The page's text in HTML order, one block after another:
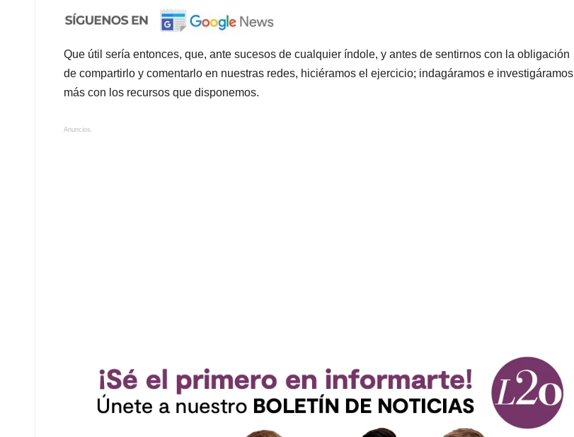
Que útil sería entonces, que, ante sucesos de cualquier índole, y antes de sentirnos con la obligación
de compartirlo y comentarlo en nuestras redes, hiciéramos el ejercicio; indagáramos e investigáramos
más con los recursos que disponemos.
Anuncios.